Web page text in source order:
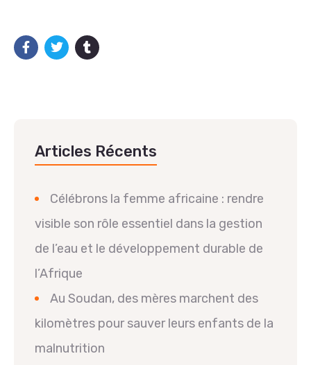
Articles Récents
Célébrons la femme africaine : rendre
visible son rôle essentiel dans la gestion
de l’eau et le développement durable de
l’Afrique
Au Soudan, des mères marchent des
kilomètres pour sauver leurs enfants de la
malnutrition